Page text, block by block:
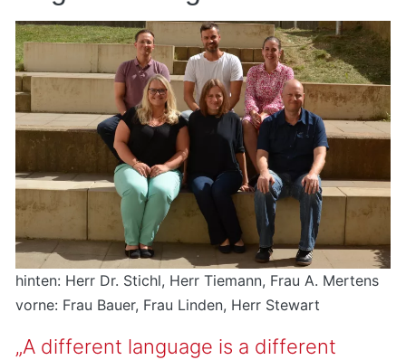
hinten: Herr Dr. Stichl, Herr Tiemann, Frau A. Mertens
vorne: Frau Bauer, Frau Linden, Herr Stewart
„A different language is a different